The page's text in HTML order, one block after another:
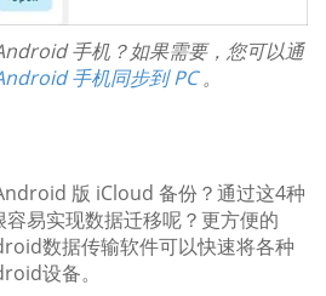
手机？如果需要，您可以通
手机同步到 PC。
版 iCloud 备份？通过这4种
易实现数据迁移呢？更方便的
数据传输软件可以快速将各种
设备。